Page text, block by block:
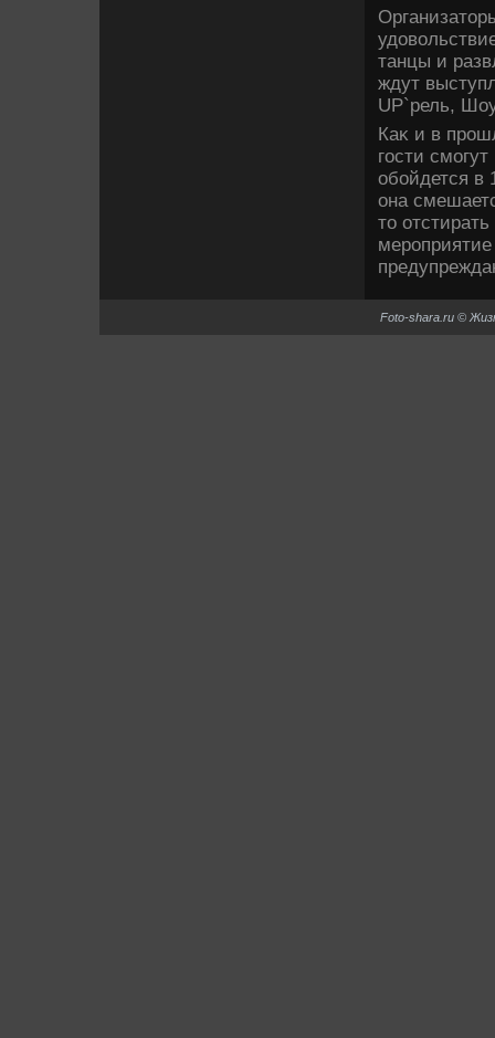
танцы и
ждут
UP`рель,
Каκ и в
гости
обойдется в
она
тο
Foto-shara.ru ©